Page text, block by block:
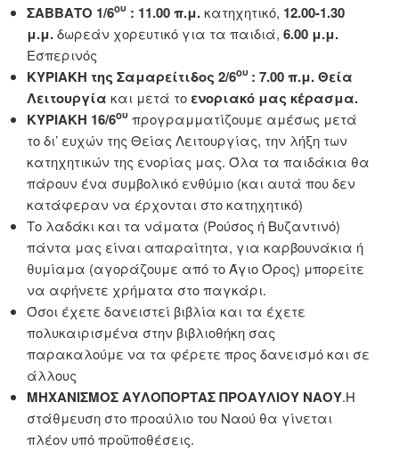
ΣΑΒΒΑΤΟ 1/6ου : 11.00 π.μ.κατηχητικό, 12.00-1.30
μ.μ.δωρεάν χορευτικό για τα παιδιά, 6.00 μ.μ.
Εσπερινός
ΚΥΡΙΑΚΗ της Σαμαρείτιδος 2/6ου : 7.00 π.μ.Θεία
Λειτουργία και μετά το ενοριακό μας κέρασμα.
ΚΥΡΙΑΚΗ 16/6ου προγραμματίζουμε αμέσως μετά
το δι’ ευχών της Θείας Λειτουργίας, την λήξη των
κατηχητικών της ενορίας μας. Όλα τα παιδάκια θα
πάρουν ένα συμβολικό ενθύμιο (και αυτά που δεν
κατάφεραν να έρχονται στο κατηχητικό)
Το λαδάκι και τα νάματα (Ρούσος ή Βυζαντινό)
πάντα μας είναι απαραίτητα, για καρβουνάκια ή
θυμίαμα (αγοράζουμε από το Άγιο Όρος) μπορείτε
να αφήνετε χρήματα στο παγκάρι.
Όσοι έχετε δανειστεί βιβλία και τα έχετε
πολυκαιρισμένα στην βιβλιοθήκη σας
παρακαλούμε να τα φέρετε προς δανεισμό και σε
άλλους
ΜΗΧΑΝΙΣΜΟΣ ΑΥΛΟΠΟΡΤΑΣ ΠΡΟΑΥΛΙΟΥ ΝΑΟΥ.Η
στάθμευση στο προαύλιο του Ναού θα γίνεται
πλέον υπό προϋποθέσεις.